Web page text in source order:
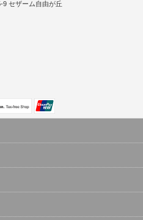
セザーム自由が丘